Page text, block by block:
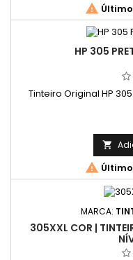

HP 305
Tinteiro Original HP


MARCA:
305XXL COR |